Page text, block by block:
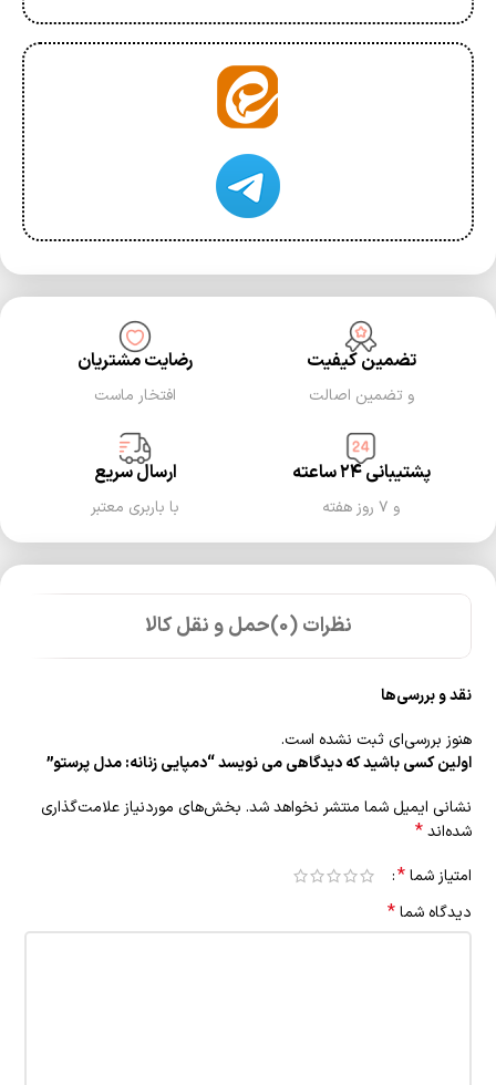
تضمین کیفیت
و تضمین اصالت
رضایت مشتریان
افتخار ماست
پشتیبانی ۲۴ ساعته
و ۷ روز هفته
ارسال سریع
با باربری معتبر
نظرات (0) حمل و نقل کالا
نقد و بررسی‌ها
هنوز بررسی‌ای ثبت نشده است.
اولین کسی باشید که دیدگاهی می نویسد “دمپایی زنانه: مدل پرستو”
نشانی ایمیل شما منتشر نخواهد شد. بخش‌های موردنیاز علامت‌گذاری
شده‌اند*
امتیاز شما*
دیدگاه شما*